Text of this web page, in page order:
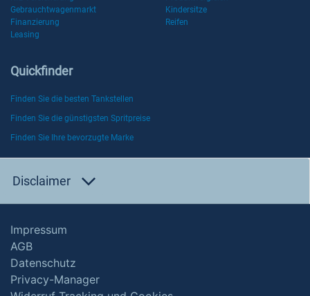
Gebrauchtwagenmarkt
Kindersitze
Finanzierung
Reifen
Leasing
Quickfinder
Finden Sie die besten Tankstellen
Finden Sie die günstigsten Spritpreise
Finden Sie Ihre bevorzugte Marke
Disclaimer
Impressum
AGB
Datenschutz
Privacy-Manager